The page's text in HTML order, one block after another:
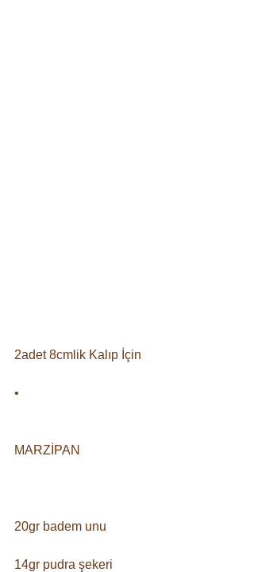
2adet 8cmlik Kalıp İçin⠀
• ⠀
MARZİPAN⠀
20gr badem unu⠀
14gr pudra şekeri⠀